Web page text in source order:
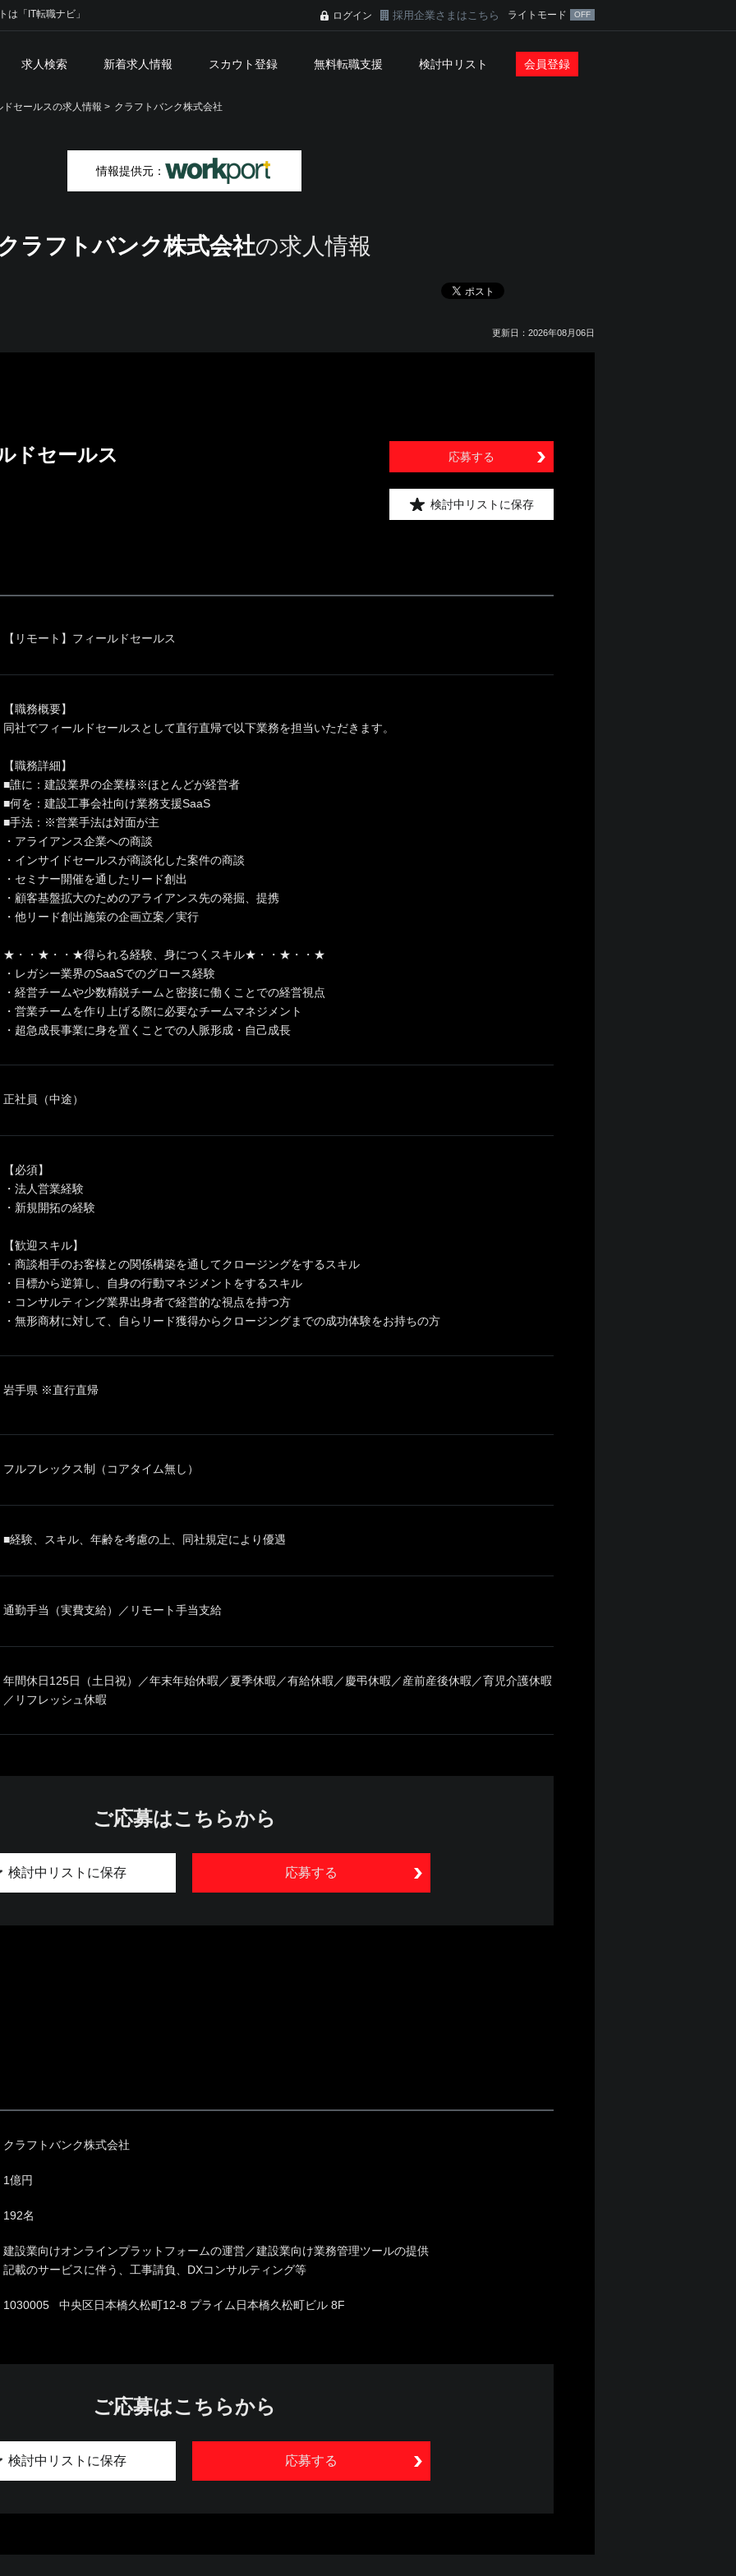
は「IT転職ナビ」 ログイン 採用企業さまはこちら ライトモード
求人検索 新着求人情報 スカウト登録 無料転職支援 検討中リスト 会員登録
セールスの求人情報 > クラフトバンク株式会社
情報提供元：
ラフトバンク株式会社の求人情報
更新日：2026年08月06日
ドセールス 応募する
検討中リストに保存
【リモート】フィールドセールス
【職務概要】
同社でフィールドセールスとして直行直帰で以下業務を担当いただきます。
【職務詳細】
■誰に：建設業界の企業様※ほとんどが経営者
■何を：建設工事会社向け業務支援SaaS
■手法：※営業手法は対面が主
・アライアンス企業への商談
・インサイドセールスが商談化した案件の商談
・セミナー開催を通したリード創出
・顧客基盤拡大のためのアライアンス先の発掘、提携
・他リード創出施策の企画立案／実行
★・・★・・★得られる経験、身につくスキル★・・★・・★
・レガシー業界のSaaSでのグロース経験
・経営チームや少数精鋭チームと密接に働くことでの経営視点
・営業チームを作り上げる際に必要なチームマネジメント
・超急成長事業に身を置くことでの人脈形成・自己成長
正社員（中途）
【必須】
・法人営業経験
・新規開拓の経験
【歓迎スキル】
・商談相手のお客様との関係構築を通してクロージングをするスキル
・目標から逆算し、自身の行動マネジメントをするスキル
・コンサルティング業界出身者で経営的な視点を持つ方
・無形商材に対して、自らリード獲得からクロージングまでの成功体験をお持ちの方
岩手県 ※直行直帰
フルフレックス制（コアタイム無し）
■経験、スキル、年齢を考慮の上、同社規定により優遇
通勤手当（実費支給）／リモート手当支給
年間休日125日（土日祝）／年末年始休暇／夏季休暇／有給休暇／慶弔休暇／産前産後休暇／育児介護休暇
／リフレッシュ休暇
ご応募はこちらから
応募する
検討中リストに保存
クラフトバンク株式会社
1億円
192名
建設業向けオンラインプラットフォームの運営／建設業向け業務管理ツールの提供
記載のサービスに伴う、工事請負、DXコンサルティング等
1030005 中央区日本橋久松町12-8 プライム日本橋久松町ビル 8F
ご応募はこちらから
応募する
検討中リストに保存